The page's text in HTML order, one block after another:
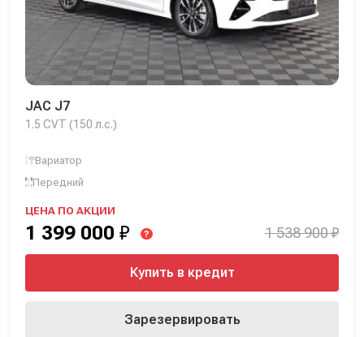
JAC J7
1.5 CVT (150 л.с.)
Вариатор
Передний
ЦЕНА ПО АКЦИИ
1 399 000 ₽ ? 1 538 900 ₽
Купить в кредит
Зарезервировать